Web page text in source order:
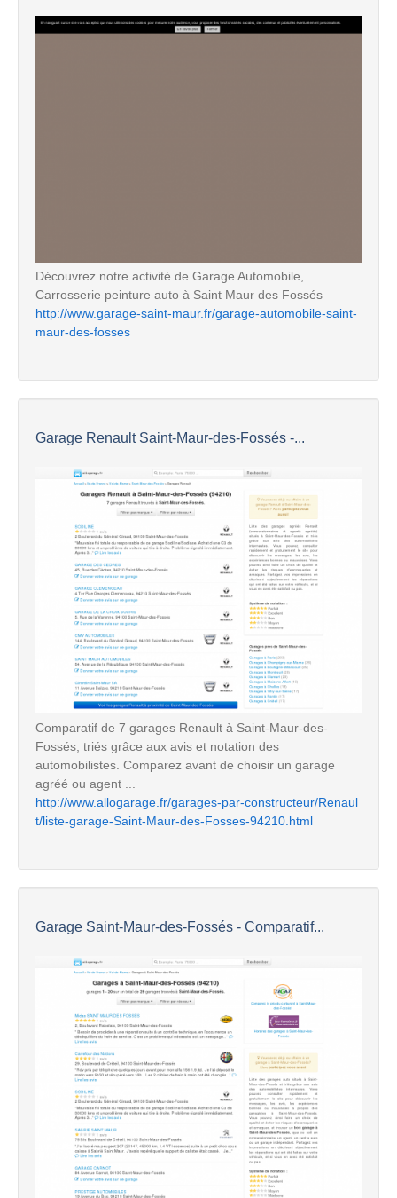
Découvrez notre activité de Garage Automobile,
Carrosserie peinture auto à Saint Maur des Fossés
http://www.garage-saint-maur.fr/garage-automobile-saint-
maur-des-fosses
Garage Renault Saint-Maur-des-Fossés -...
Comparatif de 7 garages Renault à Saint-Maur-des-
Fossés, triés grâce aux avis et notation des
automobilistes. Comparez avant de choisir un garage
agréé ou agent ...
http://www.allogarage.fr/garages-par-constructeur/Renaul
t/liste-garage-Saint-Maur-des-Fosses-94210.html
Garage Saint-Maur-des-Fossés - Comparatif...